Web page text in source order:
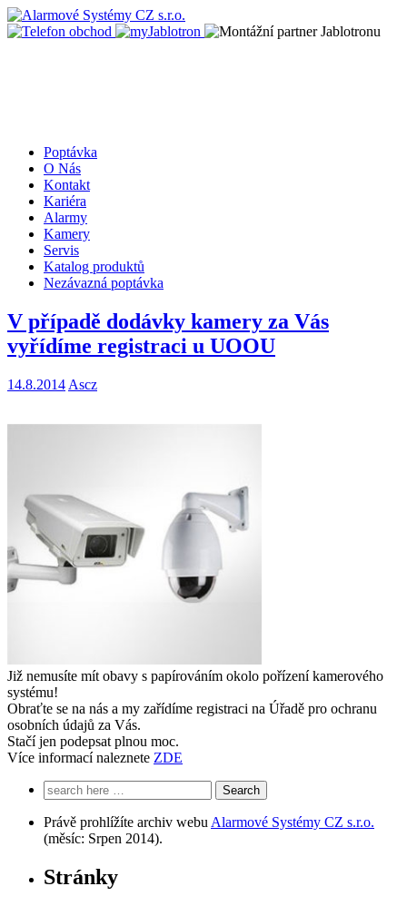
Poptávka
O Nás
Kontakt
Kariéra
Alarmy
Kamery
Servis
Katalog produktů
Nezávazná poptávka
V případě dodávky kamery za Vás
vyřídíme registraci u UOOU
14.8.2014 Ascz
Již nemusíte mít obavy s papírováním okolo pořízení kamerového
systému!
Obraťte se na nás a my zařídíme registraci na Úřadě pro ochranu
osobních údajů za Vás.
Stačí jen podepsat plnou moc.
Více informací naleznete ZDE
Search
Právě prohlížíte archiv webu Alarmové Systémy CZ s.r.o.
(měsíc: Srpen 2014).
Stránky